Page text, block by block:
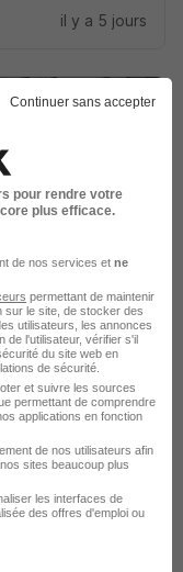
il y a 5 jours
€ / an 3 mois
il y a 7 jours
Continuer sans accepter
pour rendre votre
plus efficace.
de nos services et ne
permettant de maintenir
sur le site, de stocker des
utilisateurs, les annonces
de l'utilisateur, vérifier s'il
du site web en
de sécurité.
et suivre les sources
permettant de comprendre
applications en fonction
de nos utilisateurs afin
sites beaucoup plus
les interfaces de
des offres d'emploi ou